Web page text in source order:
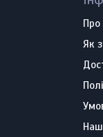
Про
Як